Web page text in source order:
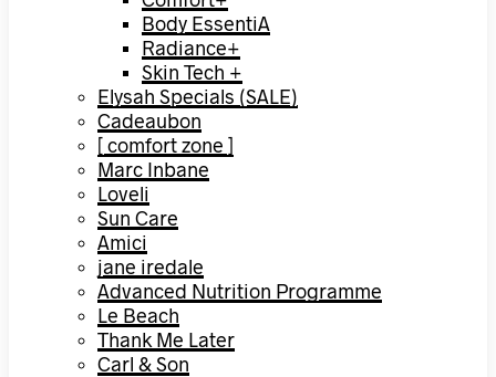
Body EssentiA
Radiance+
Skin Tech +
Elysah Specials (SALE)
Cadeaubon
[ comfort zone ]
Marc Inbane
Loveli
Sun Care
Amici
jane iredale
Advanced Nutrition Programme
Le Beach
Thank Me Later
Carl & Son